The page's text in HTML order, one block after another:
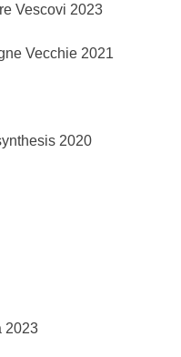
Vescovi 2023
Vecchie 2021
2020
2023